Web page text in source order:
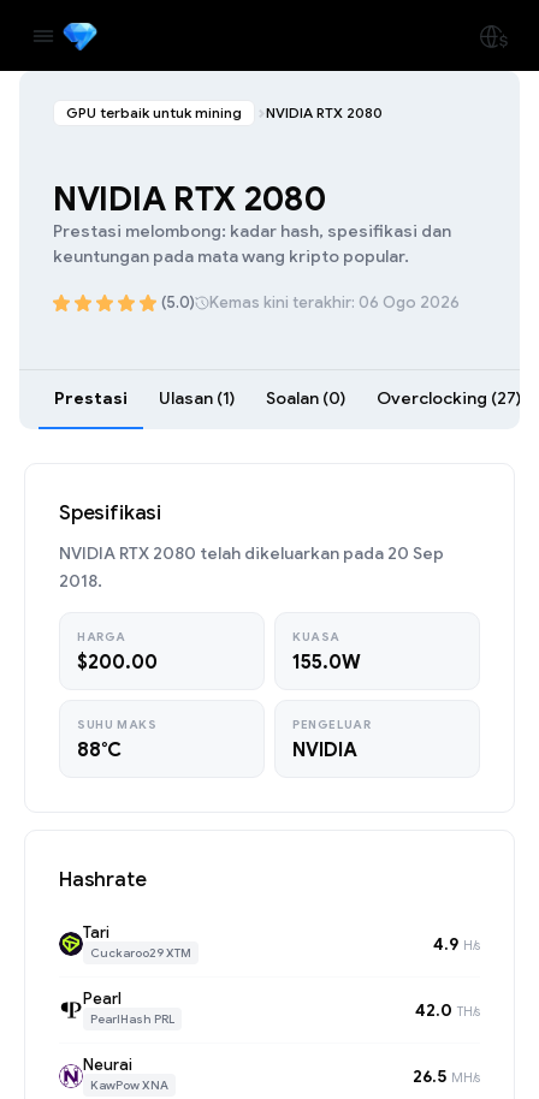
GPU terbaik untuk mining NVIDIA RTX 2080
NVIDIA RTX 2080
Prestasi melombong: kadar hash, spesifikasi dan
keuntungan pada mata wang kripto popular.
(5.0) Kemas kini terakhir: 06 Ogo 2026
Prestasi Ulasan (1) Soalan (0) Overclocking (27)
Spesifikasi
NVIDIA RTX 2080 telah dikeluarkan pada 20 Sep
2018.
HARGA
$200.00
KUASA
155.0W
SUHU MAKS
88°C
PENGELUAR
NVIDIA
Hashrate
Tari
Cuckaroo29 XTM 4.9 H/s
Pearl
PearlHash PRL 42.0 TH/s
Neurai
KawPow XNA 26.5 MH/s